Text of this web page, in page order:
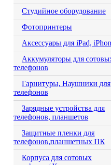
Студийное оборудование
Фотопринтеры
Аксессуары для iPad,
Аккумуляторы для
телефонов
Гарнитуры, Наушники для
телефонов
Зарядные устройства для
телефонов, планшетов
Защитные пленки для
телефонов,планшетных ПК
Корпуса для сотовых